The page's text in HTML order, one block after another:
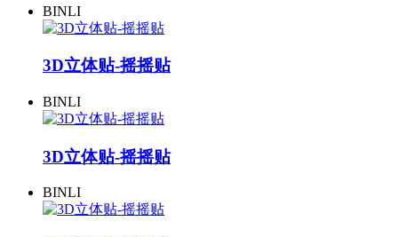
BINLI
3D立体贴-摇摇贴
BINLI
3D立体贴-摇摇贴
BINLI